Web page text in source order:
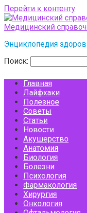
Перейти к контенту
Медицинский
Энциклопедия
Поиск:
Главная
Лайфхаки
Полезное
Советы
Статьи
Новости
Акушерство
Анатомия
Биология
Болезни
Психология
Фармакология
Хирургия
Онкология